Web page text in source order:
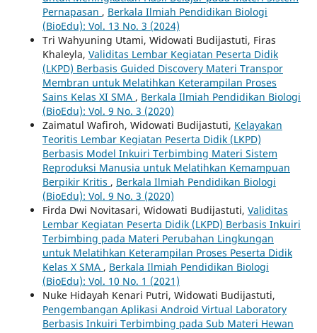
Pernapasan , Berkala Ilmiah Pendidikan Biologi
(BioEdu): Vol. 13 No. 3 (2024)
Tri Wahyuning Utami, Widowati Budijastuti, Firas
Khaleyla, Validitas Lembar Kegiatan Peserta Didik
(LKPD) Berbasis Guided Discovery Materi Transpor
Membran untuk Melatihkan Keterampilan Proses
Sains Kelas XI SMA , Berkala Ilmiah Pendidikan Biologi
(BioEdu): Vol. 9 No. 3 (2020)
Zaimatul Wafiroh, Widowati Budijastuti, Kelayakan
Teoritis Lembar Kegiatan Peserta Didik (LKPD)
Berbasis Model Inkuiri Terbimbing Materi Sistem
Reproduksi Manusia untuk Melatihkan Kemampuan
Berpikir Kritis , Berkala Ilmiah Pendidikan Biologi
(BioEdu): Vol. 9 No. 3 (2020)
Firda Dwi Novitasari, Widowati Budijastuti, Validitas
Lembar Kegiatan Peserta Didik (LKPD) Berbasis Inkuiri
Terbimbing pada Materi Perubahan Lingkungan
untuk Melatihkan Keterampilan Proses Peserta Didik
Kelas X SMA , Berkala Ilmiah Pendidikan Biologi
(BioEdu): Vol. 10 No. 1 (2021)
Nuke Hidayah Kenari Putri, Widowati Budijastuti,
Pengembangan Aplikasi Android Virtual Laboratory
Berbasis Inkuiri Terbimbing pada Sub Materi Hewan